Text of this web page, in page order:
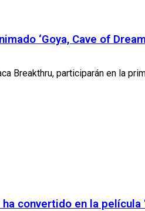
‘Goya, Cave of
Breakthru, participarán en la
convertido en la película